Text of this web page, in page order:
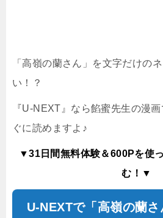
「高嶺の蘭さん」を文字だけの
い！？
『U-NEXT』なら餡蜜先生の漫
ぐに読めますよ♪
▼31日間無料体験＆600Pを使
む！▼
U-NEXTで「高嶺の蘭